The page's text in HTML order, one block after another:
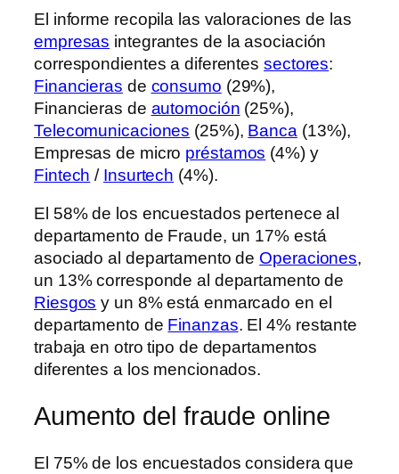
El informe recopila las valoraciones de las
empresas integrantes de la asociación
correspondientes a diferentes sectores:
Financieras de consumo (29%),
Financieras de automoción (25%),
Telecomunicaciones (25%), Banca (13%),
Empresas de micro préstamos (4%) y
Fintech / Insurtech (4%).
El 58% de los encuestados pertenece al
departamento de Fraude, un 17% está
asociado al departamento de Operaciones,
un 13% corresponde al departamento de
Riesgos y un 8% está enmarcado en el
departamento de Finanzas. El 4% restante
trabaja en otro tipo de departamentos
diferentes a los mencionados.
Aumento del fraude online
El 75% de los encuestados considera que